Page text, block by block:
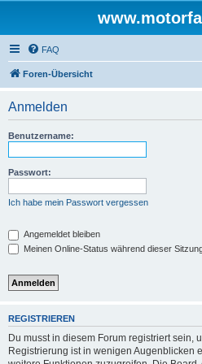
FAQ
Foren-Übersicht
Anmelden
Benutzername:
Passwort:
Ich habe mein Passwort vergessen
Angemeldet bleiben
Meinen Online-Status während dieser
REGISTRIEREN
Du musst in diesem Forum registriert sein,
Registrierung ist in wenigen Augenblicken